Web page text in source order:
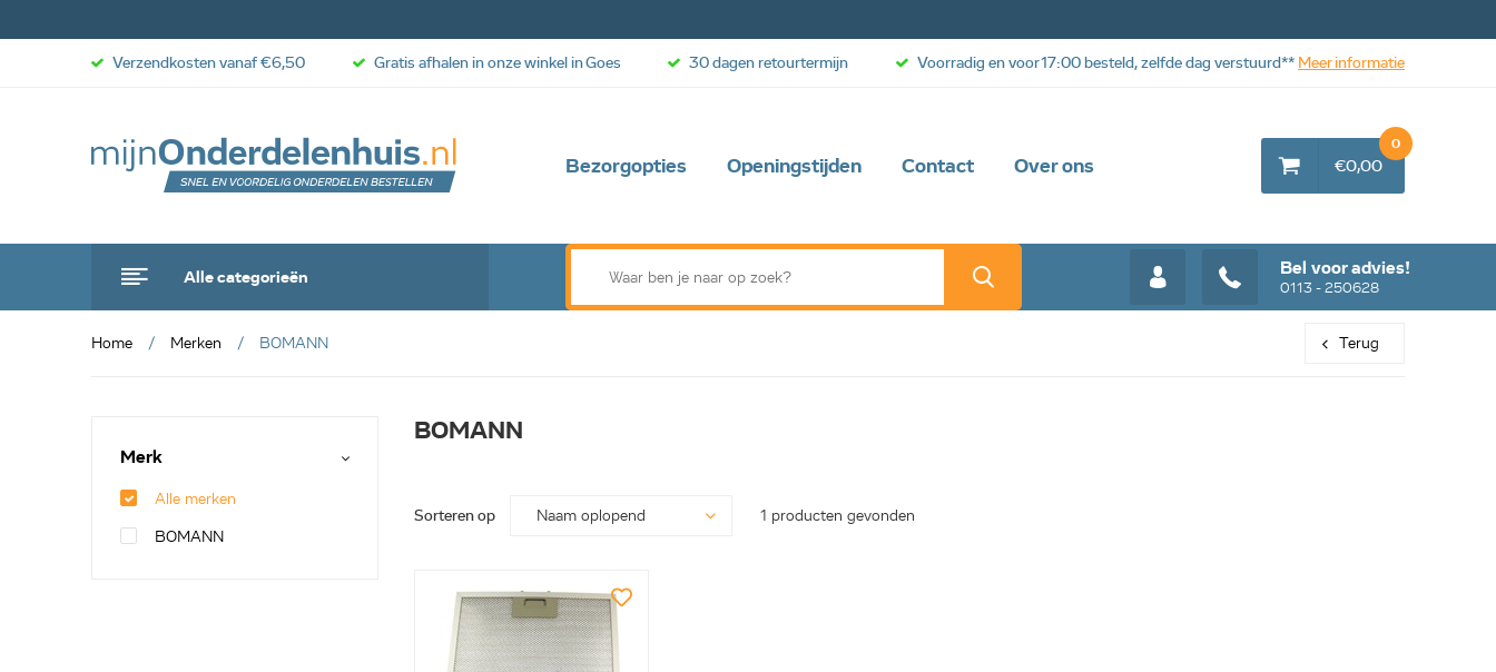
Bezorgopties Openingstijden Contact Over ons
Alle categorieën Bel voor advies!
0113 - 250628
€0,00
0
Verzendkosten vanaf €6,50 Gratis afhalen in onze winkel in Goes 30 dagen retourtermijn Voorradig en voor 17:00 besteld, zelfde dag verstuurd** Meer informatie
Home Merken BOMANN Terug
Merk
Alle merken
BOMANN
BOMANN
Sorteren op 1 producten gevonden